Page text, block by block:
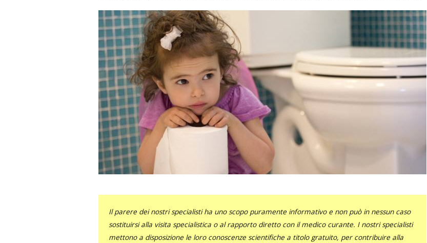
Il parere dei nostri specialisti ha uno scopo puramente informativo e non può in nessun caso
sostituirsi alla visita specialistica o al rapporto diretto con il medico curante. I nostri specialisti
mettono a disposizione le loro conoscenze scientifiche a titolo gratuito, per contribuire alla